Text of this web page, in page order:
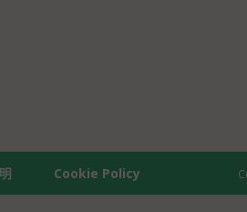
Cookie Policy